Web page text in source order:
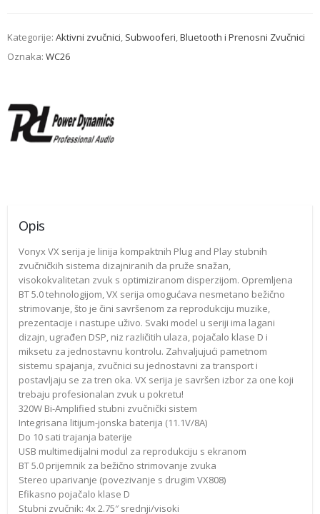
Kategorije: Aktivni zvučnici, Subwooferi,Bluetooth i Prenosni Zvučnici
Oznaka: WC26
Opis
Vonyx VX serija je linija kompaktnih Plug and Play stubnih
zvučničkih sistema dizajniranih da pruže snažan,
visokokvalitetan zvuk s optimiziranom disperzijom. Opremljena
BT 5.0 tehnologijom, VX serija omogućava nesmetano bežično
strimovanje, što je čini savršenom za reprodukciju muzike,
prezentacije i nastupe uživo. Svaki model u seriji ima lagani
dizajn, ugrađen DSP, niz različitih ulaza, pojačalo klase D i
miksetu za jednostavnu kontrolu. Zahvaljujući pametnom
sistemu spajanja, zvučnici su jednostavni za transport i
postavljaju se za tren oka. VX serija je savršen izbor za one koji
trebaju profesionalan zvuk u pokretu!
320W Bi-Amplified stubni zvučnički sistem
Integrisana litijum-jonska baterija (11.1V/8A)
Do 10 sati trajanja baterije
USB multimedijalni modul za reprodukciju s ekranom
BT 5.0 prijemnik za bežično strimovanje zvuka
Stereo uparivanje (povezivanje s drugim VX808)
Efikasno pojačalo klase D
Stubni zvučnik: 4x 2.75″ srednji/visoki